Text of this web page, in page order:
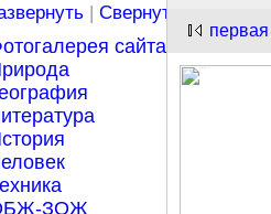
|Свернуть
сайта
ЗОЖ
первая